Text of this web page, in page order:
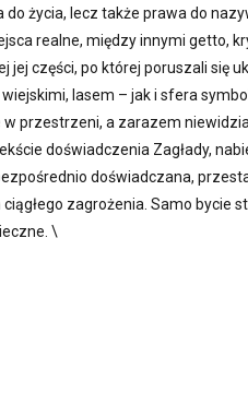
życia, lecz także prawa do
realne, między innymi getto,
jej części, po której poruszali się
lasem – jak i sfera
przestrzeni, a zarazem
doświadczenia Zagłady,
doświadczana,
zagrożenia. Samo bycie
\